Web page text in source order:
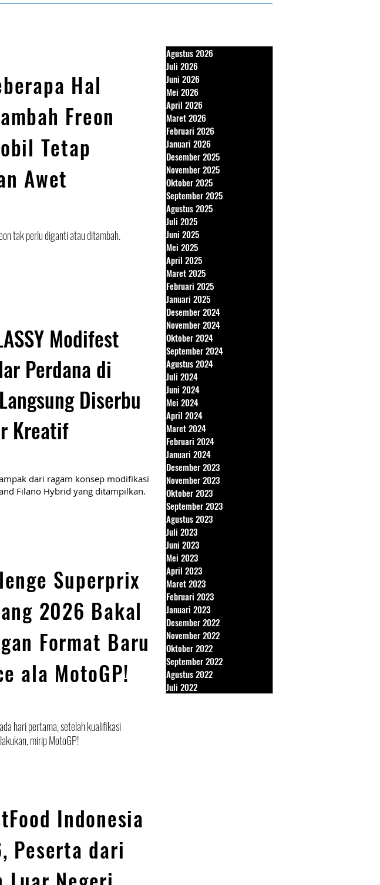
Hal
Freon
Tetap
Awet
tak perlu diganti atau ditambah.
Modifest
Perdana di
Diserbu
Kreatif
dari ragam konsep modifikasi
Filano Hybrid yang ditampilkan.
Superprix
2026 Bakal
Format Baru
ala MotoGP!
hari pertama, setelah kualifikasi
mirip MotoGP!
Indonesia
Peserta dari
Agustus 2026
Juli 2026
Juni 2026
Mei 2026
April 2026
Maret 2026
Februari 2026
Januari 2026
Desember 2025
November 2025
Oktober 2025
September 2025
Agustus 2025
Juli 2025
Juni 2025
Mei 2025
April 2025
Maret 2025
Februari 2025
Januari 2025
Desember 2024
November 2024
Oktober 2024
September 2024
Agustus 2024
Juli 2024
Juni 2024
Mei 2024
April 2024
Maret 2024
Februari 2024
Januari 2024
Desember 2023
November 2023
Oktober 2023
September 2023
Agustus 2023
Juli 2023
Juni 2023
Mei 2023
April 2023
Maret 2023
Februari 2023
Januari 2023
Desember 2022
November 2022
Oktober 2022
September 2022
Agustus 2022
Juli 2022